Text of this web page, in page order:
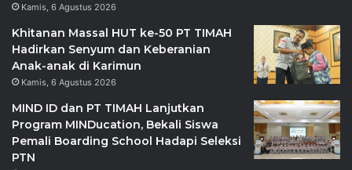
Kamis, 6 Agustus 2026
Khitanan Massal HUT ke-50 PT TIMAH
Hadirkan Senyum dan Keberanian
Anak-anak di Karimun
Kamis, 6 Agustus 2026
MIND ID dan PT TIMAH Lanjutkan
Program MINDucation, Bekali Siswa
Pemali Boarding School Hadapi Seleksi
PTN